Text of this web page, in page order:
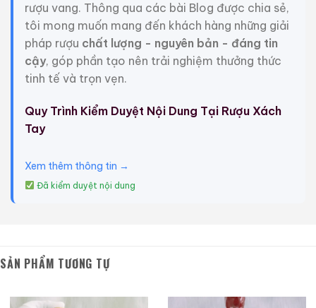
Macallan 18 Sherry
Oak 1997
Zalo Hotline
rượu vang. Thông qua các bài Blog được chia sẻ,
tôi mong muốn mang đến khách hàng những giải
pháp rượu chất lượng - nguyên bản - đáng tin
cậy, góp phần tạo nên trải nghiệm thưởng thức
tinh tế và trọn vẹn.
Quy Trình Kiểm Duyệt Nội Dung Tại Rượu Xách
Tay
Xem thêm thông tin →
Đã kiểm duyệt nội dung
SẢN PHẨM TƯƠNG TỰ